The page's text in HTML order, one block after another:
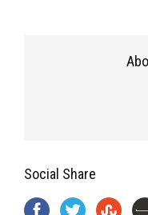
Social Share